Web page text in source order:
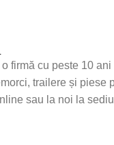
firmă cu peste 10
trailere și piese
sau la noi la